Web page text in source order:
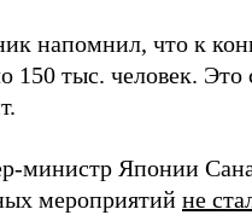
напомнил, что к
150 тыс. человек. Это
министр Японии
мероприятий не